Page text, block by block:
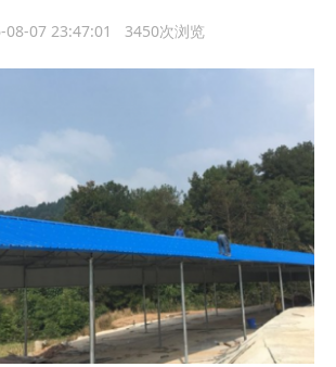
08-07 23:47:01 3450次浏览